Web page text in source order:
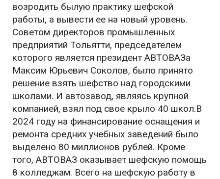
возродить былую практику шефской
работы, а вывести ее на новый уровень.
Советом директоров промышленных
предприятий Тольятти, председателем
которого является президент АВТОВАЗа
Максим Юрьевич Соколов, было принято
решение взять шефство над городскими
школами. И автозавод, являясь крупной
компанией, взял под свое крыло 40 школ.В
2024 году на финансирование оснащения и
ремонта средних учебных заведений было
выделено 80 миллионов рублей. Кроме
того, АВТОВАЗ оказывает шефскую помощь
8 колледжам. Всего на шефскую работу в